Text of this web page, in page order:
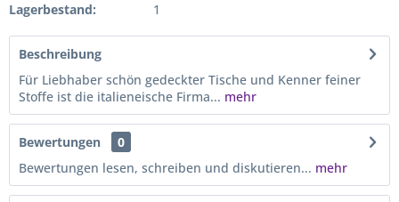
Lagerbestand:
1
Beschreibung
Für Liebhaber schön gedeckter Tische und Kenner feiner
Stoffe ist die italieneische Firma... mehr
Bewertungen
0
Bewertungen lesen, schreiben und diskutieren... mehr